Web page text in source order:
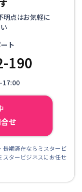
明点はお気軽に
ト
190
せ
長期滞在ならミスタービ
タービジネスにお任せ